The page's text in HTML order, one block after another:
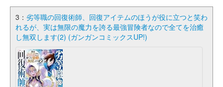
3： 劣等職の回復術師、回復アイテムのほうが役に立つと笑わ
れるが、実は無限の魔力を誇る最強冒険者なので全てを治癒
し無双します(2) (ガンガンコミックスUP!)